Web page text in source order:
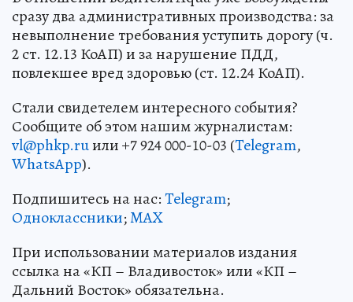
сразу два административных производства: за
невыполнение требования уступить дорогу (ч.
2 ст. 12.13 КоАП) и за нарушение ПДД,
повлекшее вред здоровью (ст. 12.24 КоАП).
Стали свидетелем интересного события?
Сообщите об этом нашим журналистам:
vl@phkp.ruили +7 924 000-10-03 (Telegram,
WhatsApp).
Подпишитесь на нас:Telegram;
Одноклассники;MAX
При использовании материалов издания
ссылка на «КП – Владивосток» или «КП –
Дальний Восток» обязательна.